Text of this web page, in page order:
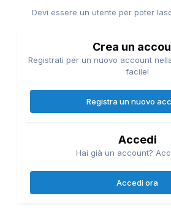
Devi essere un utente per poter
Crea un
Registrati per un nuovo account
facile!
Registra un nuovo
Accedi
Hai già un account?
Accedi ora